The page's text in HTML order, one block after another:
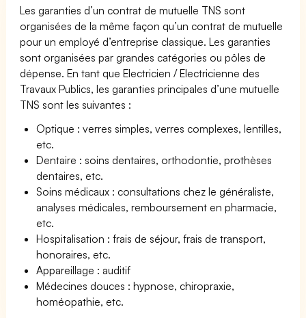
Les garanties d’un contrat de mutuelle TNS sont
organisées de la même façon qu’un contrat de mutuelle
pour un employé d’entreprise classique. Les garanties
sont organisées par grandes catégories ou pôles de
dépense. En tant que Electricien / Electricienne des
Travaux Publics, les garanties principales d’une mutuelle
TNS sont les suivantes :
Optique : verres simples, verres complexes, lentilles,
etc.
Dentaire : soins dentaires, orthodontie, prothèses
dentaires, etc.
Soins médicaux : consultations chez le généraliste,
analyses médicales, remboursement en pharmacie,
etc.
Hospitalisation : frais de séjour, frais de transport,
honoraires, etc.
Appareillage : auditif
Médecines douces : hypnose, chiropraxie,
homéopathie, etc.